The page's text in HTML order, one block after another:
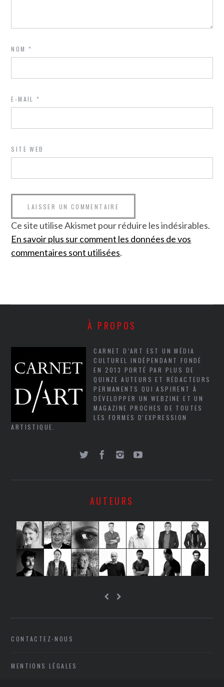
NOM*
E-MAIL*
SITE WEB
Ce site utilise Akismet pour réduire les indésirables.
En savoir plus sur comment les données de vos
commentaires sont utilisées.
À PROPOS
CARNET D’ART EST UN MÉDIA
CULTUREL INDÉPENDANT FONDÉ
EN 2013 PORTÉ PAR PLUS DE
QUINZE AUTEURS ET RÉDACTEURS
PERMANENTS QUI ASPIRENT À
DÉVELOPPER UN WEBZINE ET UN
MAGAZINE PROCHES DE TOUTES
LES FORMES D'EXPRESSION
ARTISTIQUE.
AUTEURS
CONTACTEZ-NOUS
MENTIONS LÉGALES